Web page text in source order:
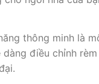
thông minh là
điều chỉnh